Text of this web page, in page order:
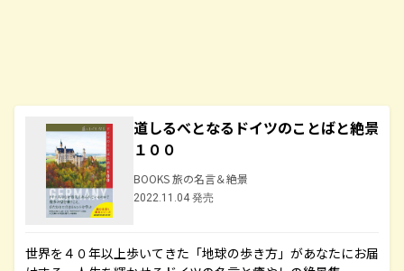
道しるべとなるドイツのことばと絶景
１００
BOOKS 旅の名言＆絶景
2022.11.04 発売
世界を４０年以上歩いてきた「地球の歩き方」があなたにお届